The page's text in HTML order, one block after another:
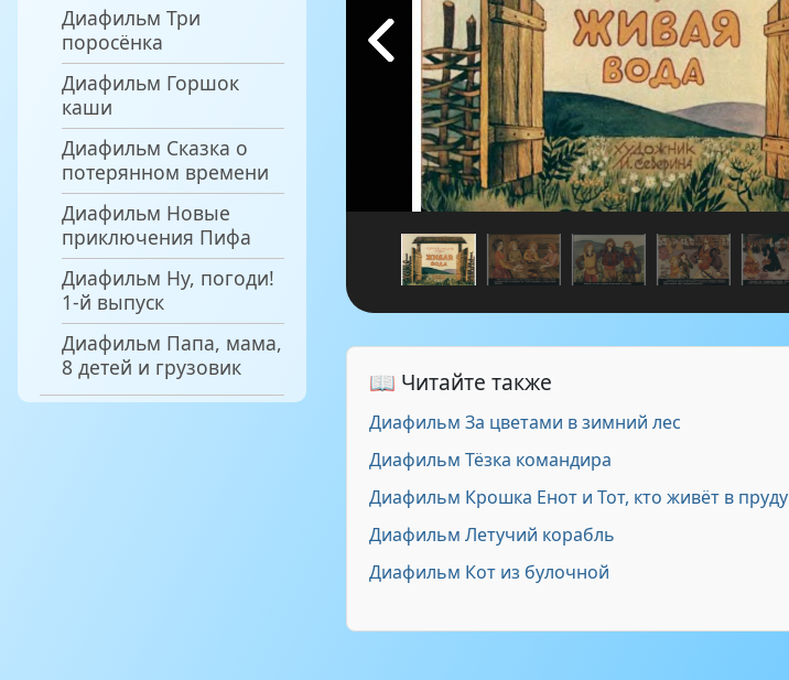
Диафильм Три
поросёнка
Диафильм Горшок
каши
Диафильм Сказка о
потерянном времени
Диафильм Новые
приключения Пифа
Диафильм Ну, погоди!
1-й выпуск
Диафильм Папа, мама,
8 детей и грузовик
📖 Читайте также
Диафильм За цветами в зимний лес
Диафильм Тёзка командира
Диафильм Крошка Енот и Тот, кто живёт в пруду
Диафильм Летучий корабль
Диафильм Кот из булочной